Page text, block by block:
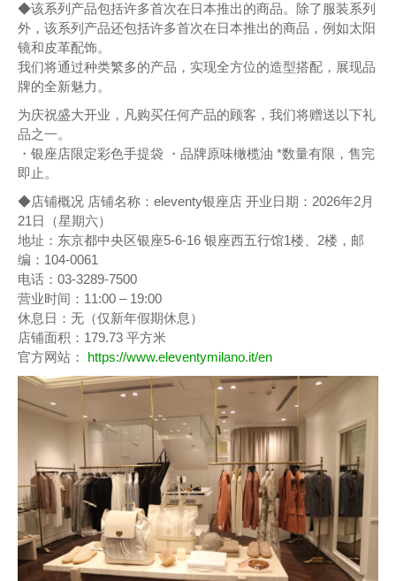
◆该系列产品包括许多首次在日本推出的商品。除了服装系列
外，该系列产品还包括许多首次在日本推出的商品，例如太阳
镜和皮革配饰。
我们将通过种类繁多的产品，实现全方位的造型搭配，展现品
牌的全新魅力。
为庆祝盛大开业，凡购买任何产品的顾客，我们将赠送以下礼
品之一。
・银座店限定彩色手提袋 ・品牌原味橄榄油 *数量有限，售完
即止。
◆店铺概况 店铺名称：eleventy银座店 开业日期：2026年2月
21日（星期六）
地址：东京都中央区银座5-6-16 银座西五行馆1楼、2楼，邮
编：104-0061
电话：03-3289-7500
营业时间：11:00 – 19:00
休息日：无（仅新年假期休息）
店铺面积：179.73 平方米
官方网站：
https://www.eleventymilano.it/en